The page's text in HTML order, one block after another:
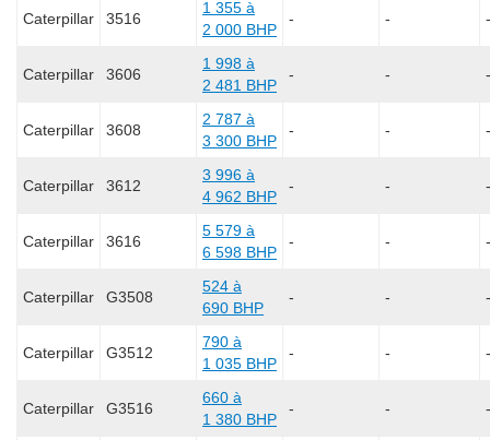
Caterpillar 3516
1 355 à
2 000 BHP
- - -
Caterpillar 3606
1 998 à
2 481 BHP
- - -
Caterpillar 3608
2 787 à
3 300 BHP
- - -
Caterpillar 3612
3 996 à
4 962 BHP
- - -
Caterpillar 3616
5 579 à
6 598 BHP
- - -
Caterpillar G3508
524 à
690 BHP
- - -
Caterpillar G3512
790 à
1 035 BHP
- - -
Caterpillar G3516
660 à
1 380 BHP
- - -